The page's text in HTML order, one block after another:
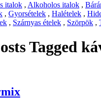
italok , Alkoholos italok ,
, Gyorsételek , Halételek ,
, Szárnyas ételek , Szörpök ,
Tagged